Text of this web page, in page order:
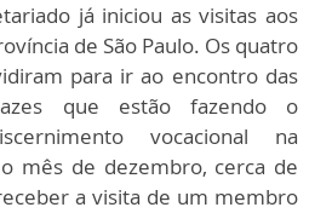
já iniciou as visitas aos
de São Paulo. Os quatro
para ir ao encontro das
que estão fazendo o
vocacional na
mês de dezembro, cerca de
a visita de um membro